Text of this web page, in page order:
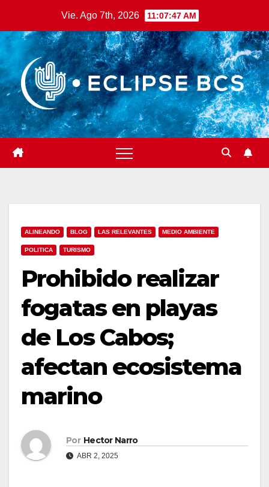
contenido
Vie. Ago 7th, 2026 11:07:48 AM
ALINEANDO BLOG LAS RELEVANTES MEDIO AMBIENTE
POLITICA TURISMO
Prohibido realizar
fogatas en playas
de Los Cabos;
afectan ecosistema
marino
Por Hector Narro
ABR 2, 2025